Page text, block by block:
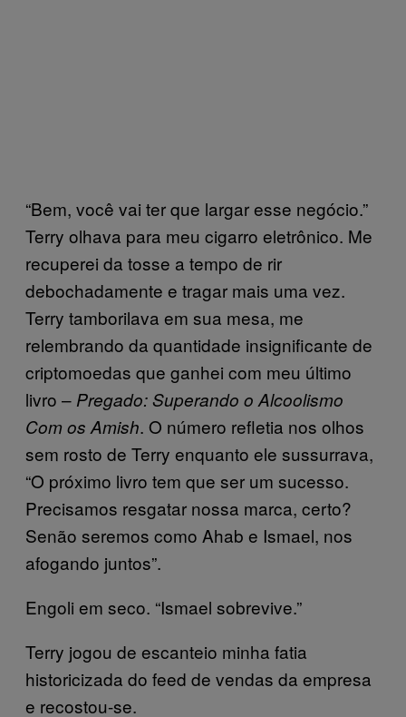
“Bem, você vai ter que largar esse negócio.”
Terry olhava para meu cigarro eletrônico. Me
recuperei da tosse a tempo de rir
debochadamente e tragar mais uma vez.
Terry tamborilava em sua mesa, me
relembrando da quantidade insignificante de
criptomoedas que ganhei com meu último
livro – Pregado: Superando o Alcoolismo
Com os Amish. O número refletia nos olhos
sem rosto de Terry enquanto ele sussurrava,
“O próximo livro tem que ser um sucesso.
Precisamos resgatar nossa marca, certo?
Senão seremos como Ahab e Ismael, nos
afogando juntos”.
Engoli em seco. “Ismael sobrevive.”
Terry jogou de escanteio minha fatia
historicizada do feed de vendas da empresa
e recostou-se.